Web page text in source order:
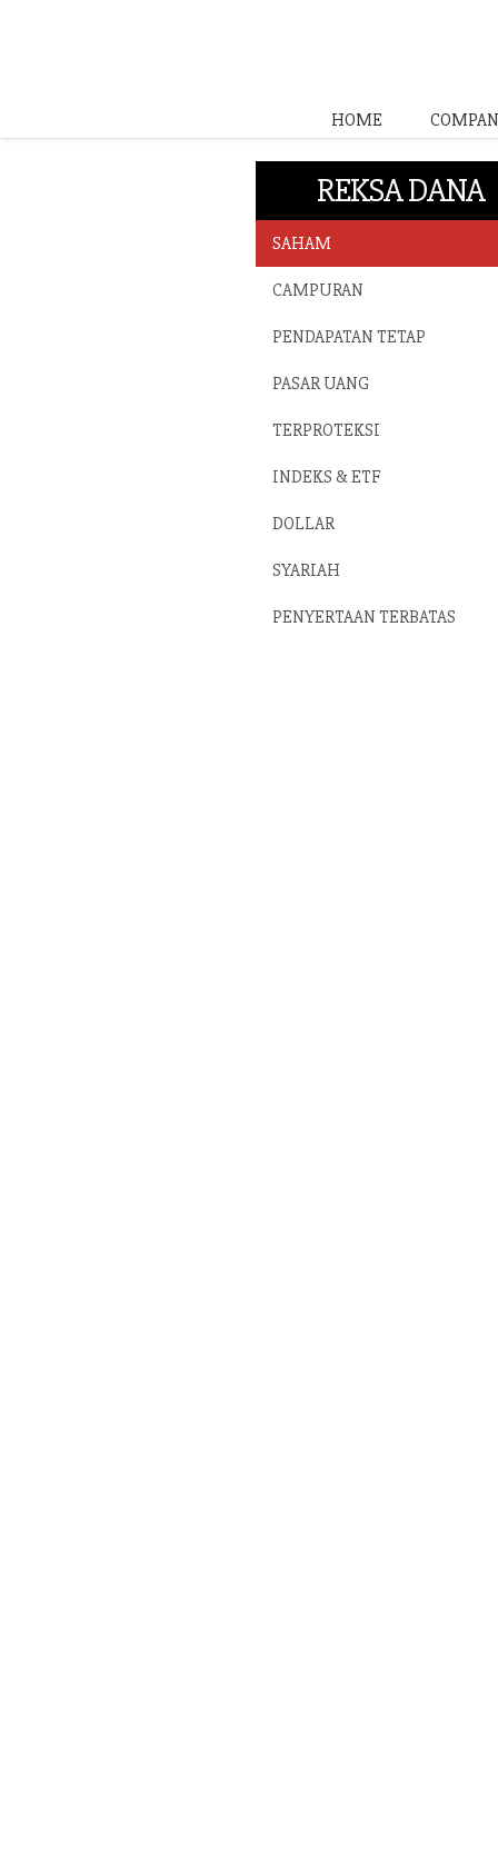
HOME
REKSA DANA
SAHAM
CAMPURAN
PENDAPATAN TETAP
PASAR UANG
TERPROTEKSI
INDEKS & ETF
DOLLAR
SYARIAH
PENYERTAAN TERBATAS